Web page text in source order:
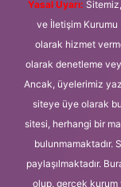
Yasal Uyarı:
ve İletişim Kurumu
olarak hizmet
olarak denetleme
Ancak, üyelerimiz
siteye üye olarak
sitesi, herhangi bir
bulunmamaktadır.
paylaşılmaktadır.
olup, gerçek kurum